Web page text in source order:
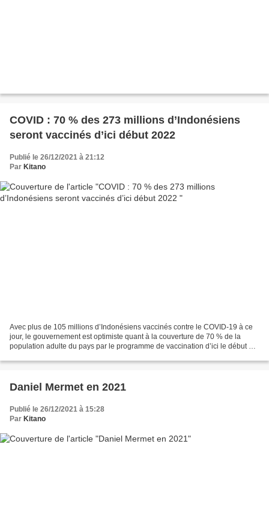
COVID : 70 % des 273 millions d’Indonésiens
seront vaccinés d’ici début 2022
Publié le 26/12/2021 à 21:12
Par Kitano
Avec plus de 105 millions d’Indonésiens vaccinés contre le COVID-19 à ce
jour, le gouvernement est optimiste quant à la couverture de 70 % de la
population adulte du pays par le programme de vaccination d’ici le début de
Daniel Mermet en 2021
Publié le 26/12/2021 à 15:28
Par Kitano